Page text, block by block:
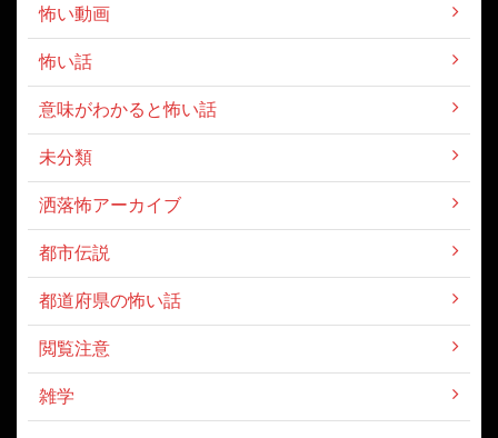
怖い動画
怖い話
意味がわかると怖い話
未分類
洒落怖アーカイブ
都市伝説
都道府県の怖い話
閲覧注意
雑学